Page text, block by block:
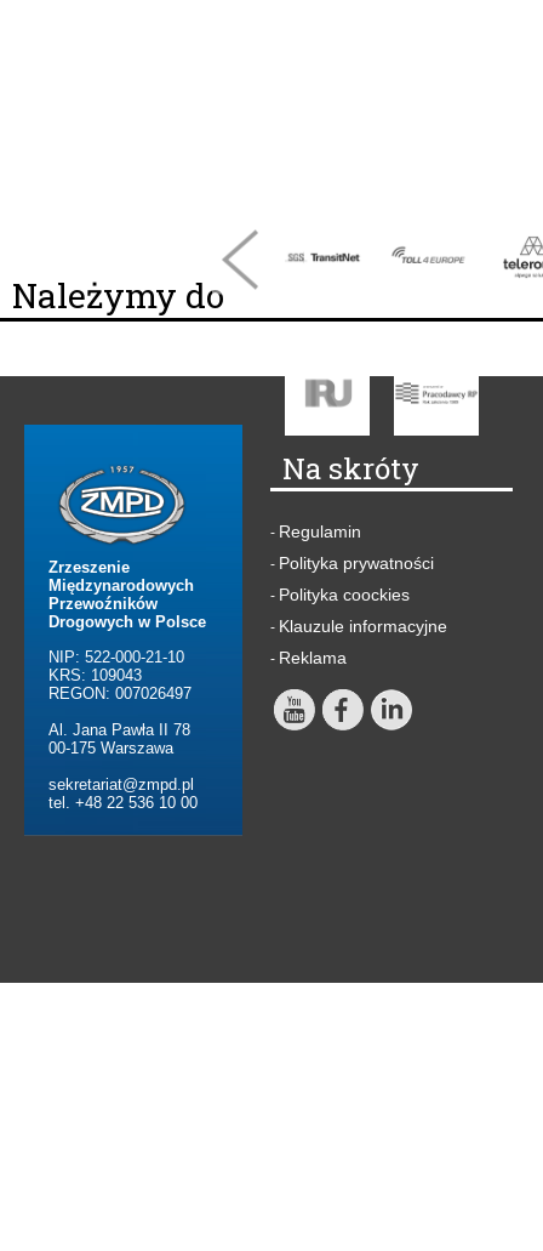
Należymy do
Zrzeszenie
Międzynarodowych
Przewoźników
Drogowych w Polsce
NIP: 522-000-21-10
KRS: 109043
REGON: 007026497
Al. Jana Pawła II 78
00-175 Warszawa
sekretariat@zmpd.pl
tel. +48 22 536 10 00
Na skróty
- Regulamin
- Polityka prywatności
- Polityka coockies
- Klauzule informacyjne
- Reklama